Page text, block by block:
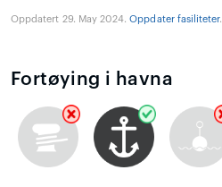
Oppdatert 29. May 2024.Oppdater fasiliteter.
Fortøying i havna